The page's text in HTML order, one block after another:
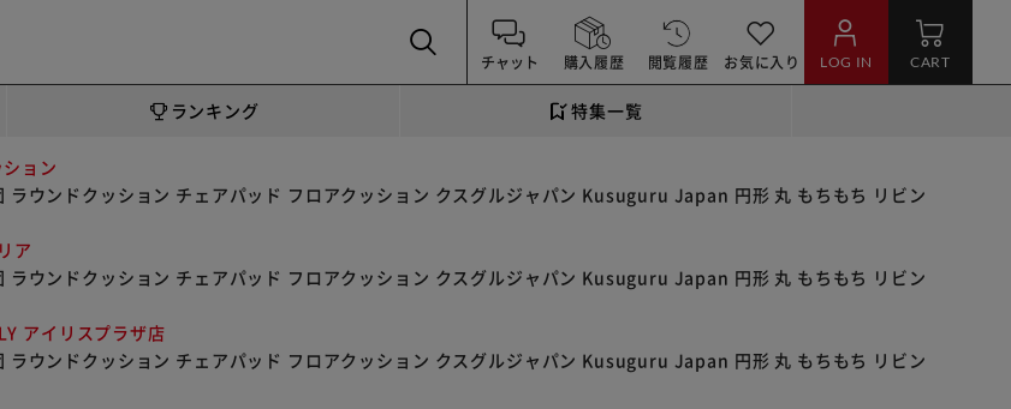
チャット 購入履歴 閲覧履歴 お気に入り LOG IN CART
ランキング 特集一覧
ョン
ラウンドクッション チェアパッド フロアクッション クスグルジャパン Kusuguru Japan 円形 丸 もちもち リビン
ア
ラウンドクッション チェアパッド フロアクッション クスグルジャパン Kusuguru Japan 円形 丸 もちもち リビン
アイリスプラザ店
ラウンドクッション チェアパッド フロアクッション クスグルジャパン Kusuguru Japan 円形 丸 もちもち リビン